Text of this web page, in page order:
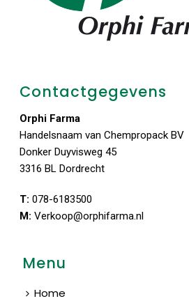
Contactgegevens
Orphi Farma
Handelsnaam van Chempropack BV
Donker Duyvisweg 45
3316 BL Dordrecht
T: 078-6183500
M: Verkoop@orphifarma.nl
Menu
Home